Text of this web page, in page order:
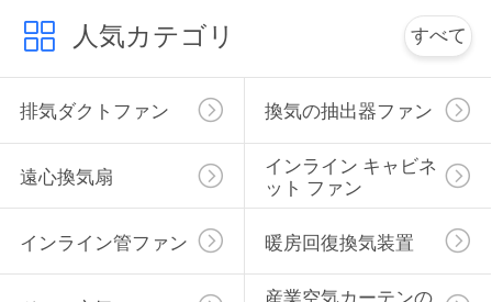
人気カテゴリ すべて
排気ダクトファン 換気の抽出器ファン
遠心換気扇
インライン キャビネ
ット ファン
インライン管ファン 暖房回復換気装置
産業空気カーテンの